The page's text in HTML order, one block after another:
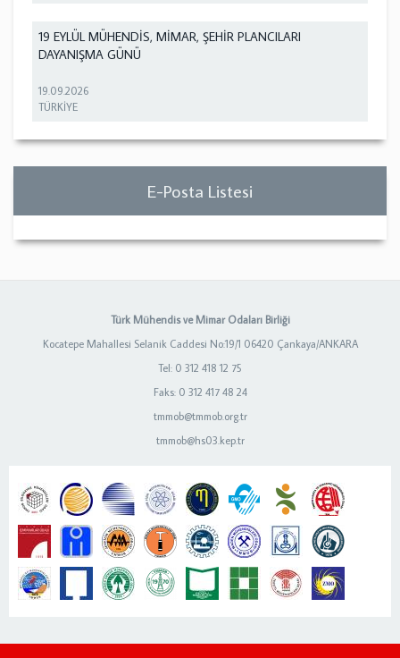
19 EYLÜL MÜHENDİS, MİMAR, ŞEHİR PLANCILARI
DAYANIŞMA GÜNÜ
19.09.2026
TÜRKİYE
E-Posta Listesi
Türk Mühendis ve Mimar Odaları Birliği
Kocatepe Mahallesi Selanik Caddesi No:19/1 06420 Çankaya/ANKARA
Tel: 0 312 418 12 75
Faks: 0 312 417 48 24
tmmob@tmmob.org.tr
tmmob@hs03.kep.tr